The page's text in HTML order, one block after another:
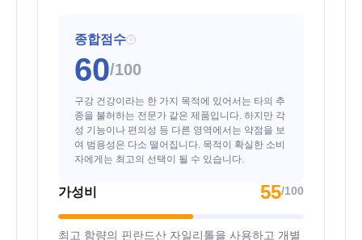
종합점수 i
60/100
구강 건강이라는 한 가지 목적에 있어서는 타의 추
종을 불허하는 전문가 같은 제품입니다. 하지만 각
성 기능이나 편의성 등 다른 영역에서는 약점을 보
여 범용성은 다소 떨어집니다. 목적이 확실한 소비
자에게는 최고의 선택이 될 수 있습니다.
가성비 55/100
최고 함량의 핀란드산 자일리톨을 사용하고 개별